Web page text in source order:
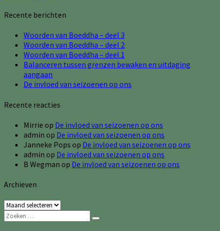
Recente berichten
Woorden van Boeddha – deel 3
Woorden van Boeddha – deel 2
Woorden van Boeddha – deel 1
Balanceren tussen grenzen bewaken en uitdaging
aangaan
De invloed van seizoenen op ons
Recente reacties
Mirrie op De invloed van seizoenen op ons
admin op De invloed van seizoenen op ons
Janneke Pops op De invloed van seizoenen op ons
admin op De invloed van seizoenen op ons
B Wegman op De invloed van seizoenen op ons
Archieven
Archieven
Zoeken
naar:
Zoeken